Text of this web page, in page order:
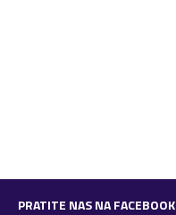
PRATITE NAS NA FACEBOOK